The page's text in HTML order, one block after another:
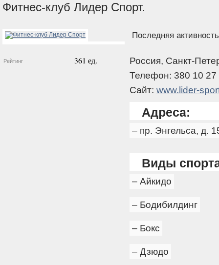
Фитнес-клуб Лидер Спорт.
Рейтинг 361 ед.
Последняя
Россия, Санкт-
Телефон: 380 10 27
Сайт: www.lider-
Адреса:
– пр. Энгельса, д.
Виды
– Айкидо
– Бодибилдинг
– Бокс
– Дзюдо